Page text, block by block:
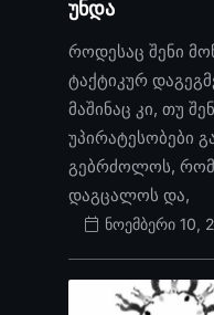
უნდა
როდესაც შენი
ტაქტიკურ
მაშინაც კი, თუ
უპირატესობები
გებრძოლოს, რომ
დაგცალოს და,
ნოემბერი 10,